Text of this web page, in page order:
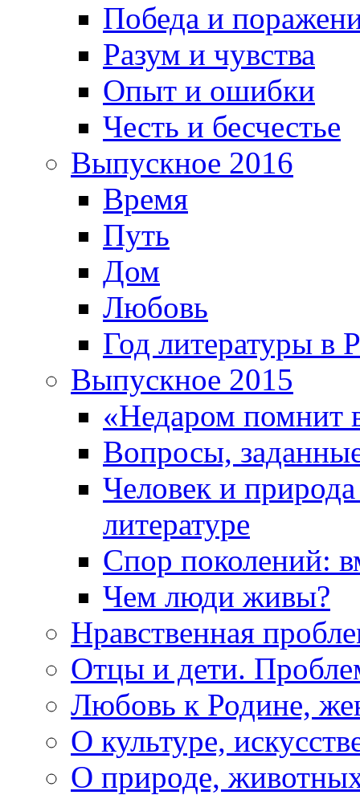
Победа и
Разум и чувства
Опыт и ошибки
Честь и бесчестье
Выпускное 2016
Время
Путь
Дом
Любовь
Год литературы в
Выпускное 2015
«Недаром помнит
Вопросы,
Человек и
литературе
Спор поколений:
Чем люди живы?
Нравственная
Отцы и дети.
Любовь к Родине,
О культуре,
О природе,